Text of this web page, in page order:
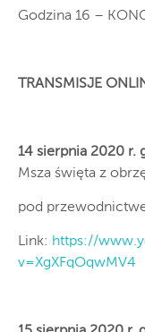
Godzina 16 –
TRANSMISJE
14 sierpnia 2020 r.
Msza święta z
pod
Link: https://
v=XgXFqOqwMV4